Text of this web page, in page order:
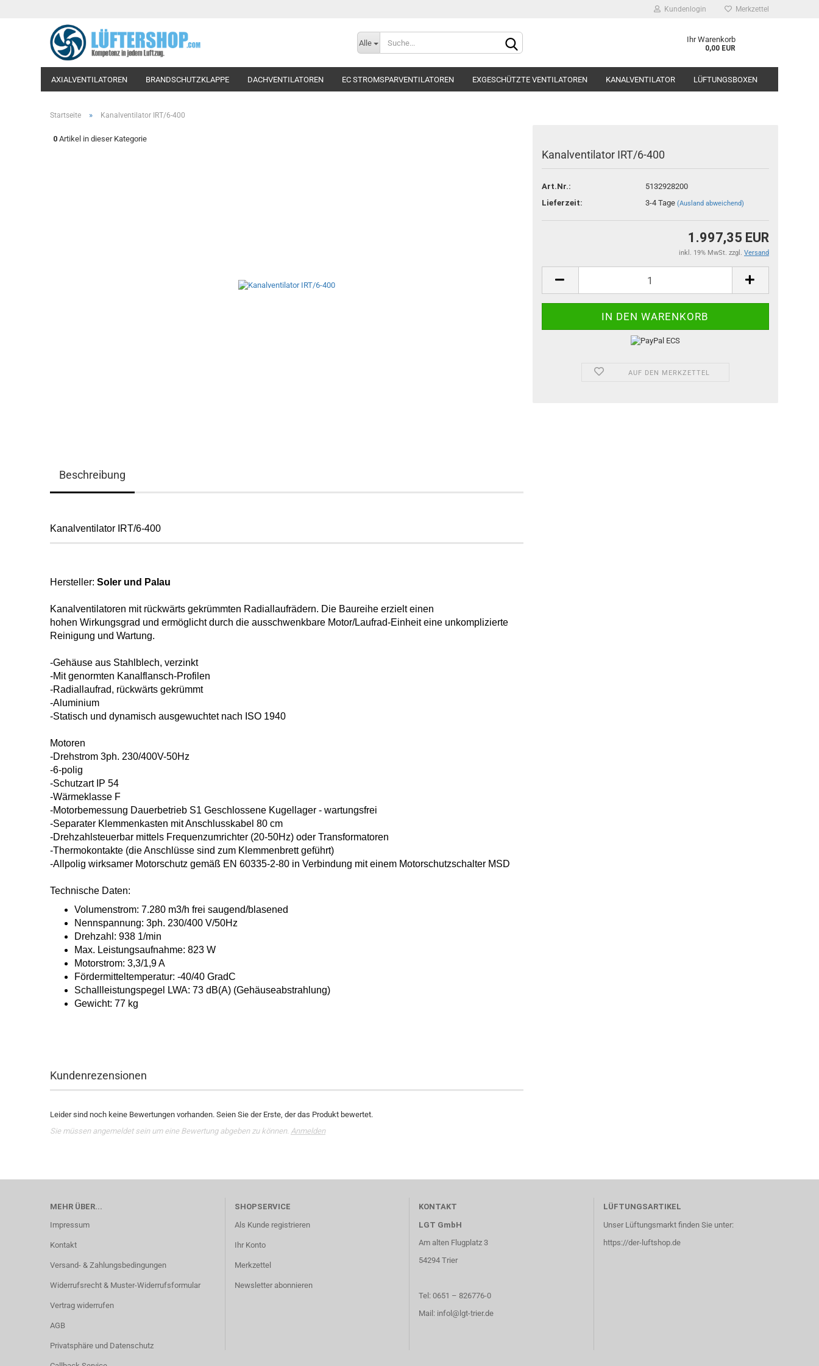
Kundenlogin Merkzettel
Alle Ihr Warenkorb
0,00 EUR
AXIALVENTILATOREN BRANDSCHUTZKLAPPE DACHVENTILATOREN EC STROMSPARVENTILATOREN EXGESCHÜTZTE VENTILATOREN KANALVENTILATOR LÜFTUNGSBOXEN
Startseite » Kanalventilator IRT/6-400
0 Artikel in dieser Kategorie
Kanalventilator IRT/6-400
Art.Nr.:
5132928200
Lieferzeit:
3-4 Tage(Ausland abweichend)
1.997,35 EUR
inkl. 19% MwSt. zzgl. Versand
AUF DEN MERKZETTEL
Beschreibung
Kanalventilator IRT/6-400
Hersteller: Soler und Palau
Kanalventilatoren mit rückwärts gekrümmten Radiallaufrädern. Die Baureihe erzielt einen
hohen Wirkungsgrad und ermöglicht durch die ausschwenkbare Motor/Laufrad-Einheiteine unkomplizierte
Reinigung und Wartung.
-Gehäuse aus Stahlblech, verzinkt
-Mit genormten Kanalflansch-Profilen
-Radiallaufrad, rückwärts gekrümmt
-Aluminium
-Statisch und dynamisch ausgewuchtet nach ISO 1940
Motoren
-Drehstrom 3ph. 230/400V-50Hz
-6-polig
-Schutzart IP 54
-Wärmeklasse F
-Motorbemessung Dauerbetrieb S1 Geschlossene Kugellager - wartungsfrei
-Separater Klemmenkasten mit Anschlusskabel 80 cm
-Drehzahlsteuerbar mittels Frequenzumrichter (20-50Hz) oder Transformatoren
-Thermokontakte (die Anschlüsse sind zum Klemmenbrett geführt)
-Allpolig wirksamer Motorschutz gemäß EN 60335-2-80 in Verbindung mit einem Motorschutzschalter MSD
Technische Daten:
Volumenstrom: 7.280 m3/h frei saugend/blasened
Nennspannung: 3ph. 230/400 V/50Hz
Drehzahl: 938 1/min
Max. Leistungsaufnahme: 823 W
Motorstrom: 3,3/1,9 A
Fördermitteltemperatur: -40/40 GradC
Schallleistungspegel LWA: 73 dB(A) (Gehäuseabstrahlung)
Gewicht: 77 kg
Kundenrezensionen
Leider sind noch keine Bewertungen vorhanden. Seien Sie der Erste, der das Produkt bewertet.
Sie müssen angemeldet sein um eine Bewertung abgeben zu können. Anmelden
MEHR ÜBER...
Impressum
Kontakt
Versand- & Zahlungsbedingungen
Widerrufsrecht & Muster-Widerrufsformular
Vertrag widerrufen
AGB
Privatsphäre und Datenschutz
SHOPSERVICE
Als Kunde registrieren
Ihr Konto
Merkzettel
Newsletter abonnieren
KONTAKT
LGT GmbH
Am alten Flugplatz 3
54294 Trier
Tel: 0651 – 826776-0
Mail: infol@lgt-trier.de
LÜFTUNGSARTIKEL
Unser Lüftungsmarkt finden Sie unter:
https://der-luftshop.de